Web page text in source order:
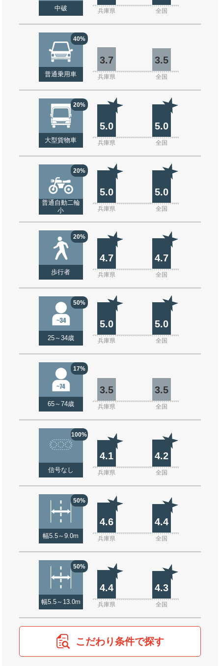
中破 兵庫県 全国
40%
普通乗用車
3.7 3.5
兵庫県 全国
20%
大型貨物車
5.0 5.0
兵庫県 全国
20%
普通自動二輪
小
5.0 5.0
兵庫県 全国
20%
歩行者
4.7 4.7
兵庫県 全国
50%
25～34歳
5.0 5.0
兵庫県 全国
17%
65～74歳
3.5 3.5
兵庫県 全国
100%
信号なし
4.1 4.2
兵庫県 全国
50%
幅5.5～9.0m
4.6 4.4
兵庫県 全国
50%
幅5.5～13.0m
4.4 4.3
兵庫県 全国
こだわり条件で探す